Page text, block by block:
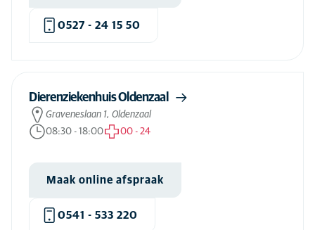
0527 - 24 15 50
Dierenziekenhuis Oldenzaal
Graveneslaan 1, Oldenzaal
08:30 - 18:00 00 - 24
Maak online afspraak
0541 - 533 220